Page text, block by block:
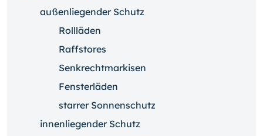
außenliegender Schutz
Rollläden
Raffstores
Senkrechtmarkisen
Fensterläden
starrer Sonnenschutz
innenliegender Schutz